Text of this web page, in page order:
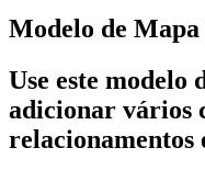
Modelo de
Use este modelo
adicionar vários
relacionamentos